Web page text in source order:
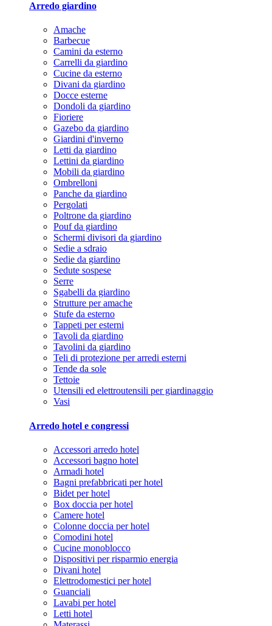
Arredo giardino
Amache
Barbecue
Camini da esterno
Carrelli da giardino
Cucine da esterno
Divani da giardino
Docce esterne
Dondoli da giardino
Fioriere
Gazebo da giardino
Giardini d'inverno
Letti da giardino
Lettini da giardino
Mobili da giardino
Ombrelloni
Panche da giardino
Pergolati
Poltrone da giardino
Pouf da giardino
Schermi divisori da giardino
Sedie a sdraio
Sedie da giardino
Sedute sospese
Serre
Sgabelli da giardino
Strutture per amache
Stufe da esterno
Tappeti per esterni
Tavoli da giardino
Tavolini da giardino
Teli di protezione per arredi esterni
Tende da sole
Tettoie
Utensili ed elettroutensili per giardinaggio
Vasi
Arredo hotel e congressi
Accessori arredo hotel
Accessori bagno hotel
Armadi hotel
Bagni prefabbricati per hotel
Bidet per hotel
Box doccia per hotel
Camere hotel
Colonne doccia per hotel
Comodini hotel
Cucine monoblocco
Dispositivi per risparmio energia
Divani hotel
Elettrodomestici per hotel
Guanciali
Lavabi per hotel
Letti hotel